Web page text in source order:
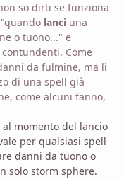
so dirti se funziona
lanci una
o tuono..." e
Come
da fulmine, ma li
di una spell già
come alcuni fanno,
momento del lancio
per qualsiasi spell
danni da tuono o
solo storm sphere.